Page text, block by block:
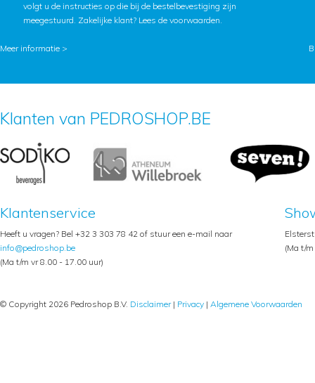
volgt u de instructies op die bij de bestelbevestiging zijn
meegestuurd. Zakelijke klant? Lees de voorwaarden.
Meer informatie >
Klanten van PEDROSHOP.BE
Klantenservice
Heeft u vragen? Bel +32 3 303 78 42 of stuur een e-mail naar
info@pedroshop.be
(Ma t/m vr 8.00 - 17.00 uur)
(Ma t/
© Copyright 2026 Pedroshop B.V. Disclaimer| Privacy | Algemene Voorwaarden